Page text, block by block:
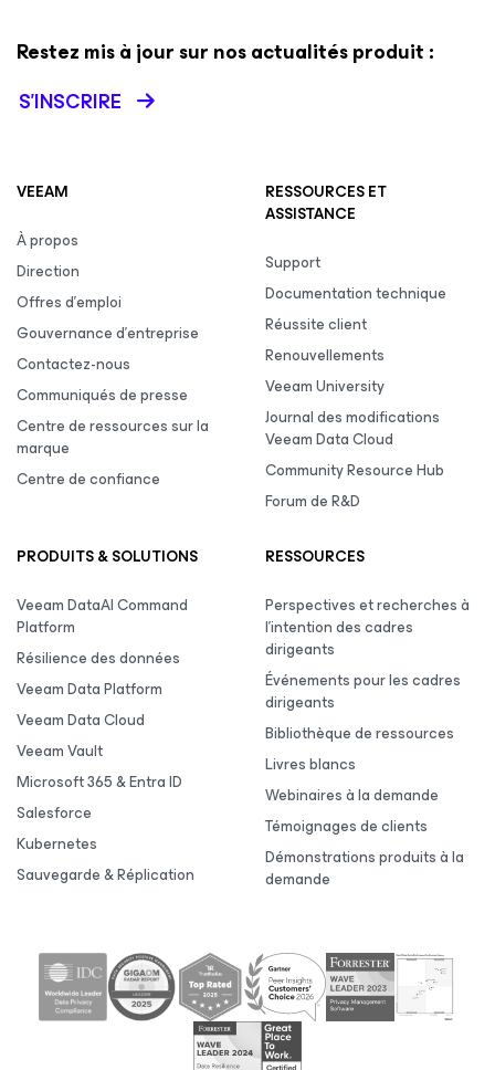
Restez mis à jour sur nos actualités produit :
S’INSCRIRE
VEEAM
À propos
Direction
Offres d’emploi
Gouvernance d’entreprise
Contactez-nous
Communiqués de presse
Centre de ressources sur la
marque
Centre de confiance
RESSOURCES ET
ASSISTANCE
Support
Documentation technique
Réussite client
Renouvellements
Veeam University
Journal des modifications
Veeam Data Cloud
Community Resource Hub
Forum de R&D
PRODUITS & SOLUTIONS
Veeam DataAI Command
Platform
Résilience des données
Veeam Data Platform
Veeam Data Cloud
Veeam Vault
Microsoft 365 & Entra ID
Salesforce
Kubernetes
Sauvegarde & Réplication
RESSOURCES
Perspectives et recherches à
l’intention des cadres
dirigeants
Événements pour les cadres
dirigeants
Bibliothèque de ressources
Livres blancs
Webinaires à la demande
Témoignages de clients
Démonstrations produits à la
demande